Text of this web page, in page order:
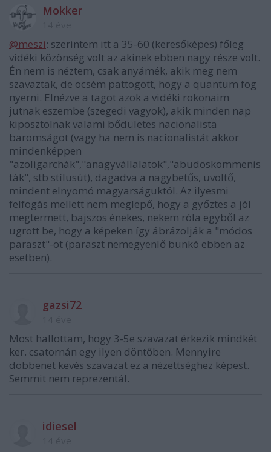
Mokker
@meszi: szerintem itt a 35-60 (keresőképes) főleg
vidéki közönség volt az akinek ebben nagy része volt.
Én nem is néztem, csak anyámék, akik meg nem
szavaztak, de öcsém pattogott, hogy a quantum fog
nyerni. Elnézve a tagot azok a vidéki rokonaim
jutnak eszembe (szegedi vagyok), akik minden nap
kiposztolnak valami bődületes nacionalista
baromságot (vagy ha nem is nacionalistát akkor
mindenképpen
"azoligarchák","anagyvállalatok","abüdöskommenis
ták", stb stílusút), dagadva a nagybetűs, üvöltő,
mindent elnyomó magyarságuktól. Az ilyesmi
felfogás mellett nem meglepő, hogy a győztes a jól
megtermett, bajszos énekes, nekem róla egyből az
ugrott be, hogy a képeken így ábrázolják a "módos
paraszt"-ot (paraszt nemegyenlő bunkó ebben az
esetben).
gazsi72
Most hallottam, hogy 3-5e szavazat érkezik mindkét
ker. csatornán egy ilyen döntőben. Mennyire
döbbenet kevés szavazat ez a nézettséghez képest.
Semmit nem reprezentál.
idiesel